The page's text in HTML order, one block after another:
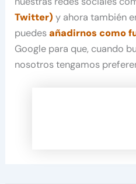
Twitter) y ahora también
puedesañadirnos como
Google para que, cuando
nosotros tengamos